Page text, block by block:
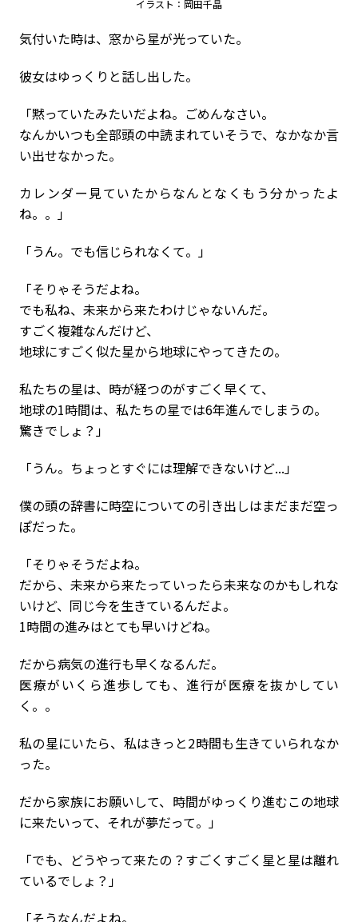
イラスト：岡田千晶
気付いた時は、窓から星が光っていた。
彼女はゆっくりと話し出した。
「黙っていたみたいだよね。ごめんなさい。
なんかいつも全部頭の中読まれていそうで、なかなか言
い出せなかった。
カレンダー見ていたからなんとなくもう分かったよ
ね。。」
「うん。でも信じられなくて。」
「そりゃそうだよね。
でも私ね、未来から来たわけじゃないんだ。
すごく複雑なんだけど、
地球にすごく似た星から地球にやってきたの。
私たちの星は、時が経つのがすごく早くて、
地球の1時間は、私たちの星では6年進んでしまうの。
驚きでしょ？」
「うん。ちょっとすぐには理解できないけど...」
僕の頭の辞書に時空についての引き出しはまだまだ空っ
ぽだった。
「そりゃそうだよね。
だから、未来から来たっていったら未来なのかもしれな
いけど、同じ今を生きているんだよ。
1時間の進みはとても早いけどね。
だから病気の進行も早くなるんだ。
医療がいくら進歩しても、進行が医療を抜かしてい
く。。
私の星にいたら、私はきっと2時間も生きていられなか
った。
だから家族にお願いして、時間がゆっくり進むこの地球
に来たいって、それが夢だって。」
「でも、どうやって来たの？すごくすごく星と星は離れ
ているでしょ？」
「そうなんだよね。